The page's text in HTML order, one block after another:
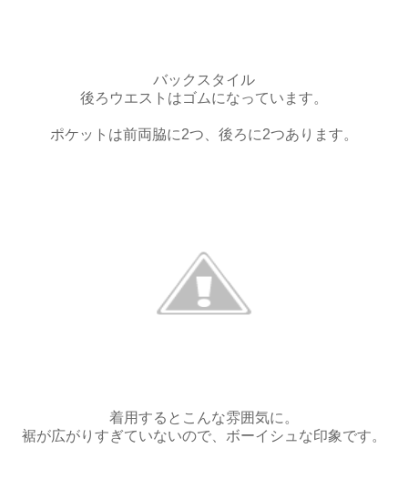
バックスタイル
後ろウエストはゴムになっています。
ポケットは前両脇に2つ、後ろに2つあります。
着用するとこんな雰囲気に。
裾が広がりすぎていないので、ボーイシュな印象です。